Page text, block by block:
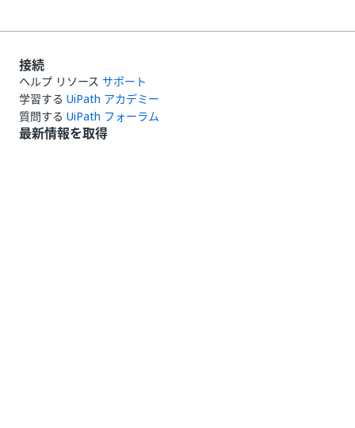
接続
ヘルプ リソース サポート
学習する UiPath アカデミー
質問する UiPath フォーラム
最新情報を取得